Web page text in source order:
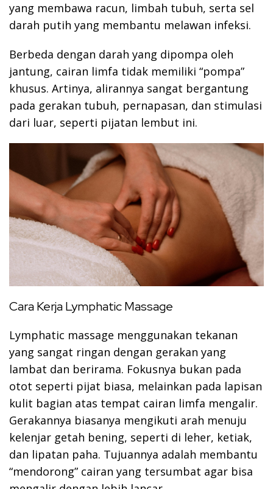
yang membawa racun, limbah tubuh, serta sel
darah putih yang membantu melawan infeksi.
Berbeda dengan darah yang dipompa oleh
jantung, cairan limfa tidak memiliki “pompa”
khusus. Artinya, alirannya sangat bergantung
pada gerakan tubuh, pernapasan, dan stimulasi
dari luar, seperti pijatan lembut ini.
Cara Kerja Lymphatic Massage
Lymphatic massage menggunakan tekanan
yang sangat ringan dengan gerakan yang
lambat dan berirama. Fokusnya bukan pada
otot seperti pijat biasa, melainkan pada lapisan
kulit bagian atas tempat cairan limfa mengalir.
Gerakannya biasanya mengikuti arah menuju
kelenjar getah bening, seperti di leher, ketiak,
dan lipatan paha. Tujuannya adalah membantu
“mendorong” cairan yang tersumbat agar bisa